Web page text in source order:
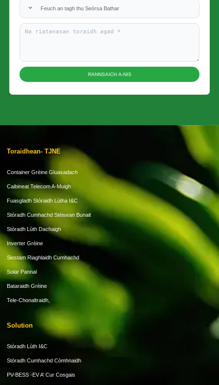
Feuch an tagh thu Seòrsa Bathar
RANNSAICH A-NIS
Toraidhean- TJNE
Container Grèine Gluasadach
Caibineat Telecom A-Muigh
Fuasgladh Stòraidh Lùtha I&C
Stòradh Cumhachd Stèisean Bunait
Stòradh Lùth Dachaigh
Inverter Grèine
Siostam Riaghlaidh Cumhachd
Solar Pannal
Bataraidh Grèine
Tele-Chonaltraidh,
Solution
Stòradh Lùth I&C
Stòradh Cumhachd Còmhnaidh
PV-BESS -EV A’ Cur Cosgais